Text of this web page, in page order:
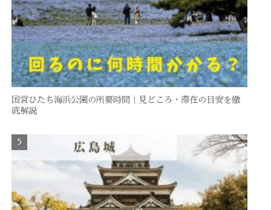
国営ひたち海浜公園の所要時間｜見どころ・滞在の目安を徹
底解説